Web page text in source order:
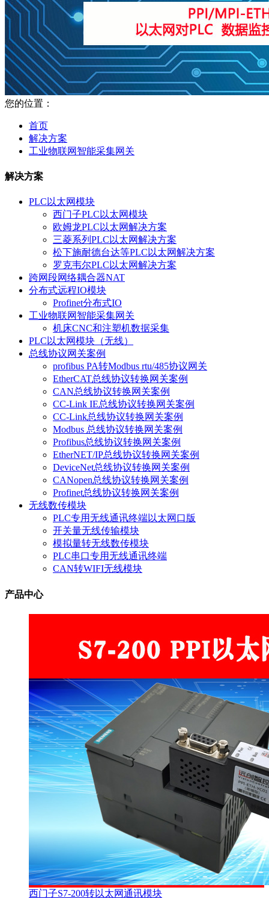
您的位置：
首页
解决方案
工业物联网智能采集网关
解决方案
PLC以太网模块
西门子PLC以太网模块
欧姆龙PLC以太网解决方案
三菱系列PLC以太网解决方案
松下施耐德台达等PLC以太网解决方案
罗克韦尔PLC以太网解决方案
跨网段网络耦合器NAT
分布式远程IO模块
Profinet分布式IO
工业物联网智能采集网关
机床CNC和注塑机数据采集
PLC以太网模块（无线）
总线协议网关案例
profibus PA转Modbus rtu/485协议网关
EtherCAT总线协议转换网关案例
CAN总线协议转换网关案例
CC-Link IE总线协议转换网关案例
CC-Link总线协议转换网关案例
Modbus 总线协议转换网关案例
Profibus总线协议转换网关案例
EtherNET/IP总线协议转换网关案例
DeviceNet总线协议转换网关案例
CANopen总线协议转换网关案例
Profinet总线协议转换网关案例
无线数传模块
PLC专用无线通讯终端以太网口版
开关量无线传输模块
模拟量转无线数传模块
PLC串口专用无线通讯终端
CAN转WIFI无线模块
产品中心
西门子S7-200转以太网通讯模块